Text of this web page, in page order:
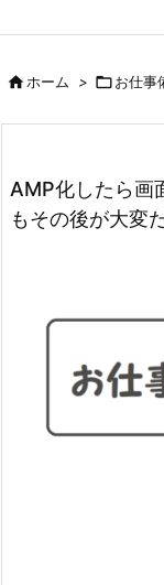
ホーム > お仕事
AMP化したら画
もその後が大変